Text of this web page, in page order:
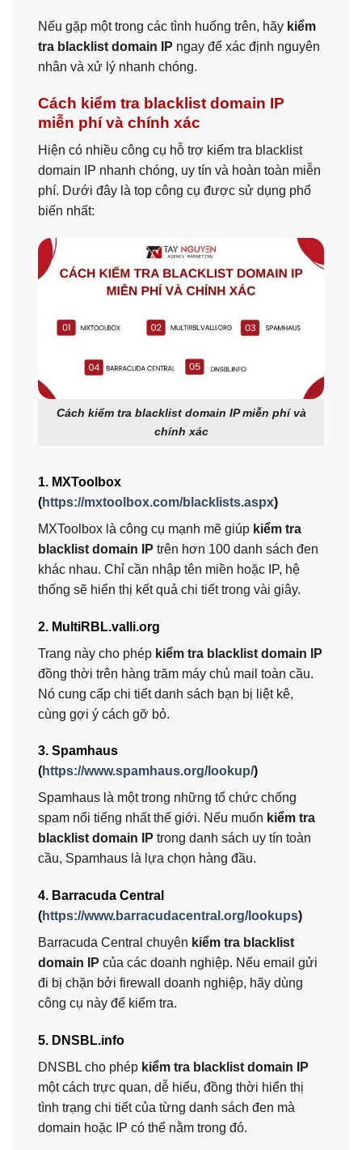
Nếu gặp một trong các tình huống trên, hãy kiểm
tra blacklist domain IP ngay để xác định nguyên
nhân và xử lý nhanh chóng.
Cách kiểm tra blacklist domain IP
miễn phí và chính xác
Hiện có nhiều công cụ hỗ trợ kiểm tra blacklist
domain IP nhanh chóng, uy tín và hoàn toàn miễn
phí. Dưới đây là top công cụ được sử dụng phổ
biến nhất:
Cách kiểm tra blacklist domain IP miễn phí và
chính xác
1. MXToolbox
(https://mxtoolbox.com/blacklists.aspx)
MXToolbox là công cụ mạnh mẽ giúp kiểm tra
blacklist domain IP trên hơn 100 danh sách đen
khác nhau. Chỉ cần nhập tên miền hoặc IP, hệ
thống sẽ hiển thị kết quả chi tiết trong vài giây.
2. MultiRBL.valli.org
Trang này cho phép kiểm tra blacklist domain IP
đồng thời trên hàng trăm máy chủ mail toàn cầu.
Nó cung cấp chi tiết danh sách bạn bị liệt kê,
cùng gợi ý cách gỡ bỏ.
3. Spamhaus
(https://www.spamhaus.org/lookup/)
Spamhaus là một trong những tổ chức chống
spam nổi tiếng nhất thế giới. Nếu muốn kiểm tra
blacklist domain IP trong danh sách uy tín toàn
cầu, Spamhaus là lựa chọn hàng đầu.
4. Barracuda Central
(https://www.barracudacentral.org/lookups)
Barracuda Central chuyên kiểm tra blacklist
domain IP của các doanh nghiệp. Nếu email gửi
đi bị chặn bởi firewall doanh nghiệp, hãy dùng
công cụ này để kiểm tra.
5. DNSBL.info
DNSBL cho phép kiểm tra blacklist domain IP
một cách trực quan, dễ hiểu, đồng thời hiển thị
tình trạng chi tiết của từng danh sách đen mà
domain hoặc IP có thể nằm trong đó.